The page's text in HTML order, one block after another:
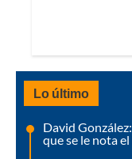
Lo último
David
que se le nota